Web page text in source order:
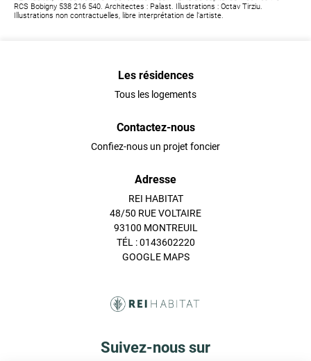
RCS Bobigny 538 216 540. Architectes : Palast. Illustrations : Octav Tirziu.
Illustrations non contractuelles, libre interprétation de l’artiste.
Les résidences
Tous les logements
Contactez-nous
Confiez-nous un projet foncier
Adresse
REI HABITAT
48/50 RUE VOLTAIRE
93100 MONTREUIL
TÉL : 0143602220
GOOGLE MAPS
Suivez-nous sur